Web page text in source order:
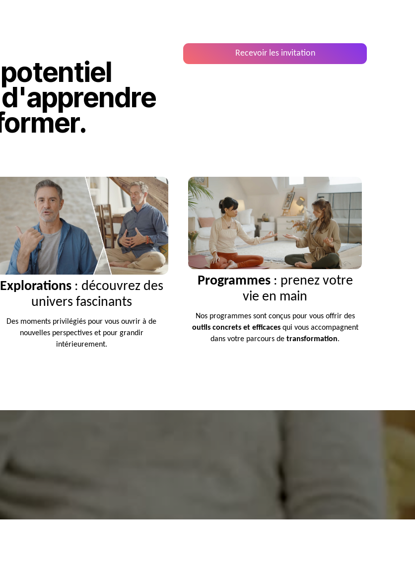
Recevoir les invitation
Explorations: découvrez des
univers fascinants
Des moments privilégiés pour vous ouvrir à de
nouvelles perspectives et pour grandir
intérieurement.
Programmes: prenez votre
vie en main
Nos programmes sont conçus pour vous offrir des
outils concrets et efficacesqui vous accompagnent
dans votre parcours de transformation.